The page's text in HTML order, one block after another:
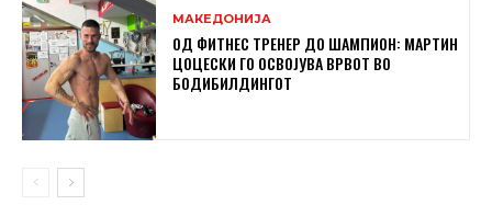
МАКЕДОНИЈА
ОД ФИТНЕС ТРЕНЕР ДО ШАМПИОН: МАРТИН
ЦОЦЕСКИ ГО ОСВОЈУВА ВРВОТ ВО
БОДИБИЛДИНГОТ